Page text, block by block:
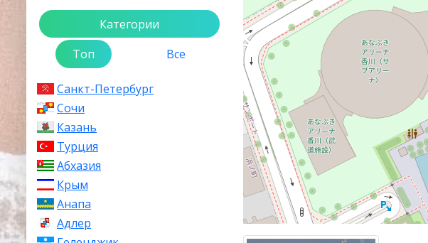
Категории
Топ
Все
Санкт-Петербург
Сочи
Казань
Турция
Абхазия
Крым
Анапа
Адлер